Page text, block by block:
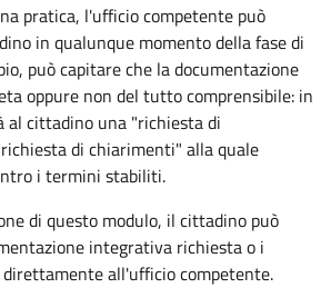
pratica, l'ufficio competente può
in qualunque momento della fase di
può capitare che la documentazione
oppure non del tutto comprensibile: in
al cittadino una "richiesta di
di chiarimenti" alla quale
i termini stabiliti.
di questo modulo, il cittadino può
integrativa richiesta o i
all'ufficio competente.